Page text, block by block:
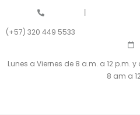
(+57) 320 449 5533
|
Lunes a Viernes de 8 a.m. a 12 p.m.
8 am a